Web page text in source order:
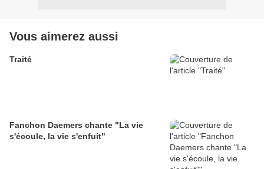
Vous aimerez aussi
Traité
Fanchon Daemers chante "La vie
s'écoule, la vie s'enfuit"